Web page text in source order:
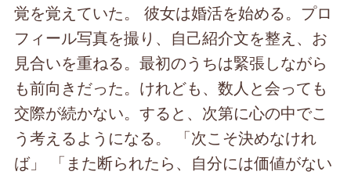
覚を覚えていた。 彼女は婚活を始める。プロ
フィール写真を撮り、自己紹介文を整え、お
見合いを重ねる。最初のうちは緊張しながら
も前向きだった。けれども、数人と会っても
交際が続かない。すると、次第に心の中でこ
う考えるようになる。 「次こそ決めなけれ
ば」 「また断られたら、自分には価値がない